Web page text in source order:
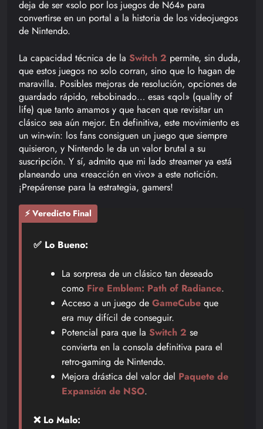
deja de ser «solo por los juegos de N64» para
convertirse en un portal a la historia de los videojuegos
de Nintendo.
La capacidad técnica de la Switch 2 permite, sin duda,
que estos juegos no solo corran, sino que lo hagan de
maravilla. Posibles mejoras de resolución, opciones de
guardado rápido, rebobinado… esas «qol» (quality of
life) que tanto amamos y que hacen que revisitar un
clásico sea aún mejor. En definitiva, este movimiento es
un win-win: los fans consiguen un juego que siempre
quisieron, y Nintendo le da un valor brutal a su
suscripción. Y sí, admito que mi lado streamer ya está
planeando una «reacción en vivo» a este notición.
¡Prepárense para la estrategia, gamers!
⚡ Veredicto Final
✅ Lo Bueno:
La sorpresa de un clásico tan deseado
como Fire Emblem: Path of Radiance.
Acceso a un juego de GameCube que
era muy difícil de conseguir.
Potencial para que la Switch 2 se
convierta en la consola definitiva para el
retro-gaming de Nintendo.
Mejora drástica del valor del Paquete de
Expansión de NSO.
❌ Lo Malo: